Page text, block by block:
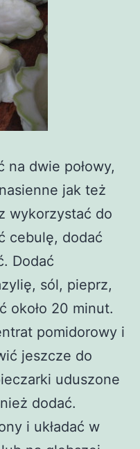
na dwie połowy,
jak też
wykorzystać do
cebulę, dodać
Dodać
sól, pieprz,
około 20 minut.
pomidorowy i
jeszcze do
uduszone
dodać.
i układać w